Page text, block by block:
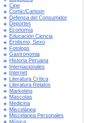
Cine
Comic/Cartoon
Defensa del Consumidor
Deportes
Economía
Educación Ciencia
Erotismo, Sexo
Fotologs
Gastronomia
Historia Peruana
Internacionales
Internet
Literatura Crítica
Literatura Relatos
Marketing
Mascotas
Medicina
Miscelánea
Miscelanea Personales
Música